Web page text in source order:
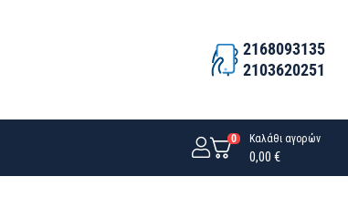
2168093135
2103620251
0 Καλάθι αγορών
0,00 €